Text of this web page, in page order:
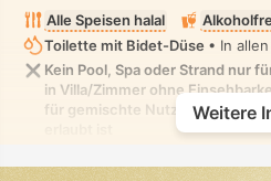
Alle Speisen halal
Toilette mit Bidet-Düse • In
Kein Pool, Spa oder Strand nur
in Villa/Zimmer ohne
für gemischte Nutzung, in dem
Weitere